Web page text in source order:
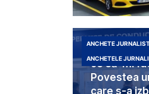
„La Sibiu
ce să-mi
Povestea
care s-a
ANCHETE
ANCHETELE